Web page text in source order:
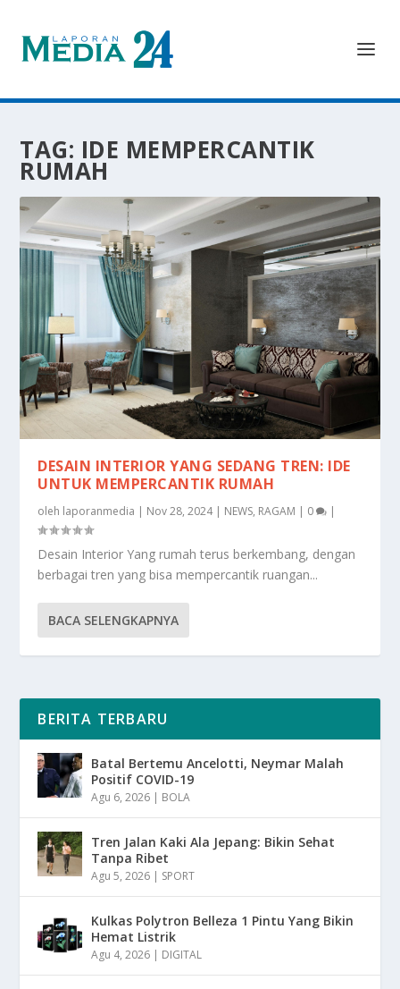
TAG: IDE MEMPERCANTIK
RUMAH
DESAIN INTERIOR YANG SEDANG TREN: IDE
UNTUK MEMPERCANTIK RUMAH
oleh laporanmedia | Nov 28, 2024| NEWS, RAGAM | 0 |
Desain Interior Yang rumah terus berkembang, dengan
berbagai tren yang bisa mempercantik ruangan...
BACA SELENGKAPNYA
BERITA TERBARU
Batal Bertemu Ancelotti, Neymar Malah
Positif COVID-19
Agu 6, 2026 | BOLA
Tren Jalan Kaki Ala Jepang: Bikin Sehat
Tanpa Ribet
Agu 5, 2026 | SPORT
Kulkas Polytron Belleza 1 Pintu Yang Bikin
Hemat Listrik
Agu 4, 2026 | DIGITAL